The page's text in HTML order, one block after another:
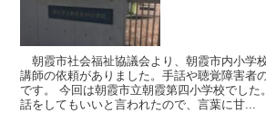
朝霞市社会福祉協議会より、朝霞市内小学
講師の依頼がありました。手話や聴覚障害者
です。 今回は朝霞市立朝霞第四小学校でした
話をしてもいいと言われたので、言葉に甘...